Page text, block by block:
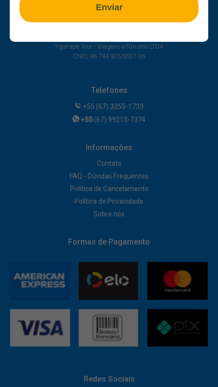
O horário de atendimento é de segunda a Domingo das 7h às 22h.
Ygarape Tour - Viagens e Turismo LTDA
CNPJ 86.744.935/0001-06
Telefones
+55 (67) 3255-1733
+55 (67) 99213-7374
Informações
Contato
FAQ - Dúvidas Frequentes
Política de Cancelamento
Política de Privacidade
Sobre nós
Formas de Pagamento
Redes Sociais
Enviar